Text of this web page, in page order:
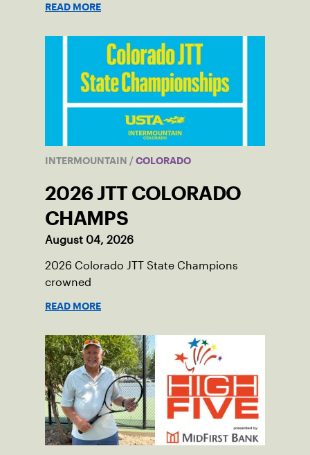
READ MORE
INTERMOUNTAIN / COLORADO
2026 JTT COLORADO
CHAMPS
August 04, 2026
2026 Colorado JTT State Champions
crowned
READ MORE